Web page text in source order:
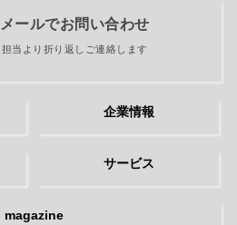
メールでお問い合わせ
担当より折り返しご連絡します
企業情報
サービス
magazine